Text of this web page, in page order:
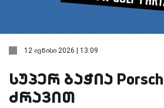
12 ივნისი 2026 | 13:09
სუპერ ბაჭია
ძრავით